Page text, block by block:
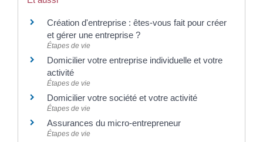
Création d'entreprise : êtes-vous fait pour créer
et gérer une entreprise ?
Étapes de vie
Domicilier votre entreprise individuelle et votre
activité
Étapes de vie
Domicilier votre société et votre activité
Étapes de vie
Assurances du micro-entrepreneur
Étapes de vie